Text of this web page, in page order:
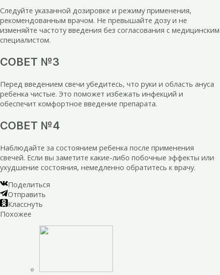
Следуйте указанной дозировке и режиму применения,
рекомендованным врачом. Не превышайте дозу и не
изменяйте частоту введения без согласования с медицинским
специалистом.
СОВЕТ №3
Перед введением свечи убедитесь, что руки и область ануса
ребенка чистые. Это поможет избежать инфекций и
обеспечит комфортное введение препарата.
СОВЕТ №4
Наблюдайте за состоянием ребенка после применения
свечей. Если вы заметите какие-либо побочные эффекты или
ухудшение состояния, немедленно обратитесь к врачу.
Поделиться
Отправить
Класснуть
Похожее